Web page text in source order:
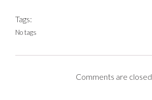
Tags:
No tags
Comments are closed